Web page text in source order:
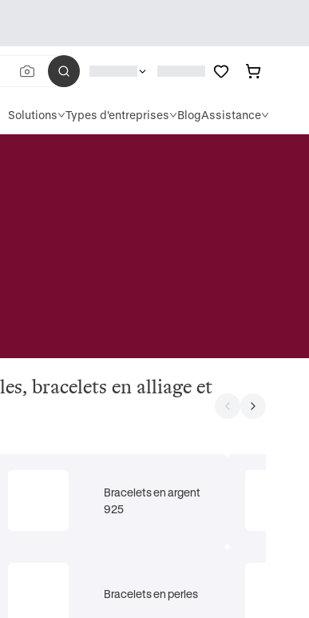
Solutions Types d'entreprises BlogAssistance
bracelets en alliage et
Bracelets en argent
925
Bracelets en perles